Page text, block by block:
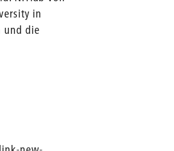
in
und die